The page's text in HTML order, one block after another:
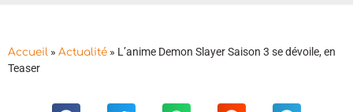
Accueil » Actualité » L’anime Demon Slayer Saison 3 se dévoile, en
Teaser